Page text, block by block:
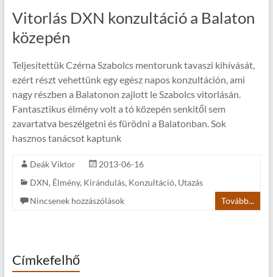
Vitorlás DXN konzultáció a Balaton
közepén
Teljesítettük Czérna Szabolcs mentorunk tavaszi kihívását,
ezért részt vehettünk egy egész napos konzultáción, ami
nagy részben a Balatonon zajlott le Szabolcs vitorlásán.
Fantasztikus élmény volt a tó közepén senkitől sem
zavartatva beszélgetni és fürödni a Balatonban. Sok
hasznos tanácsot kaptunk
Deák Viktor
2013-06-16
DXN, Élmény, Kirándulás, Konzultáció, Utazás
Nincsenek hozzászólások
Tovább...
Címkefelhő